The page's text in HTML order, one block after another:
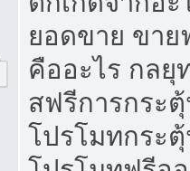
ยอดขาย ขาย
คืออะไร กลยุ
สฟรีการกระ
โปรโมทกระ